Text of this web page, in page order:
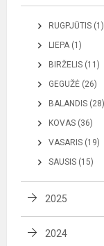
RUGPJŪTIS (1)
LIEPA (1)
BIRŽELIS (11)
GEGUŽĖ (26)
BALANDIS (28)
KOVAS (36)
VASARIS (19)
SAUSIS (15)
2025
2024